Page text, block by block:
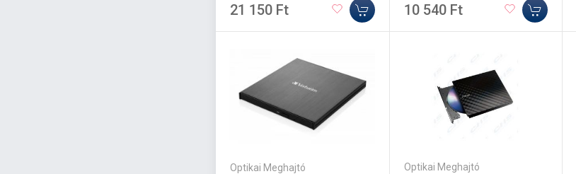
21 150 Ft 10 540 Ft
Optikai Meghajtó Optikai Meghajtó